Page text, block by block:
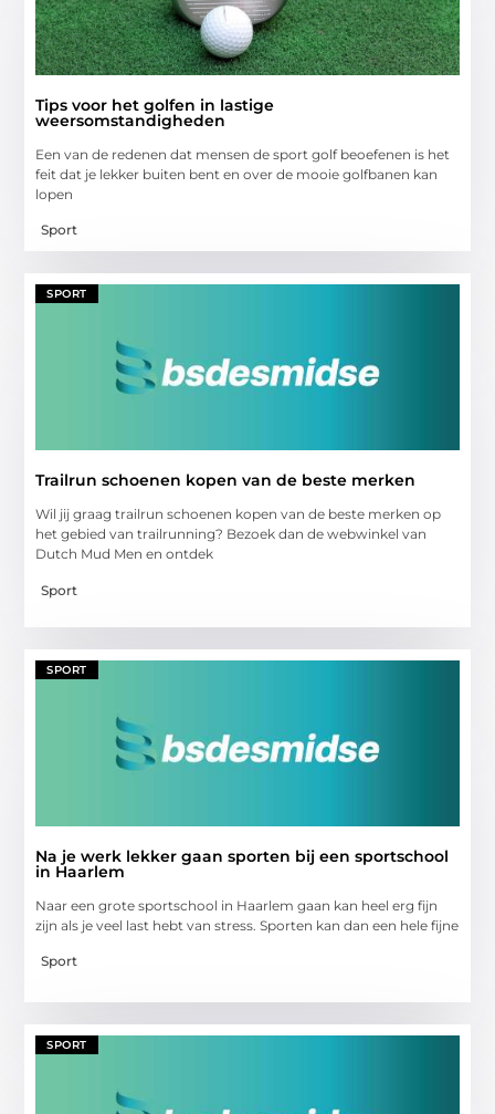
Tips voor het golfen in lastige
weersomstandigheden
Een van de redenen dat mensen de sport golf beoefenen is het
feit dat je lekker buiten bent en over de mooie golfbanen kan
lopen
Sport
SPORT
Trailrun schoenen kopen van de beste merken
Wil jij graag trailrun schoenen kopen van de beste merken op
het gebied van trailrunning? Bezoek dan de webwinkel van
Dutch Mud Men en ontdek
Sport
SPORT
Na je werk lekker gaan sporten bij een sportschool
in Haarlem
Naar een grote sportschool in Haarlem gaan kan heel erg fijn
zijn als je veel last hebt van stress. Sporten kan dan een hele fijne
Sport
SPORT